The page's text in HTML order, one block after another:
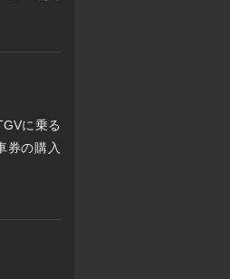
に乗る
券の購入